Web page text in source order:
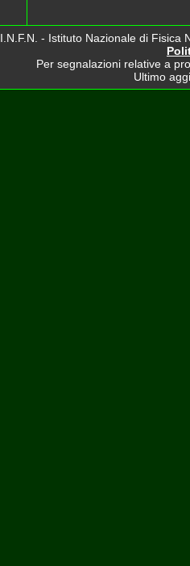
- Istituto Nazionale di Fisica
Per segnalazioni relative a
Ultimo